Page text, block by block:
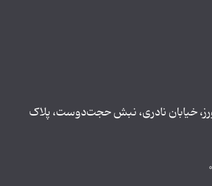
خیابان نادری، نبش حجت‌دوست، پلاک